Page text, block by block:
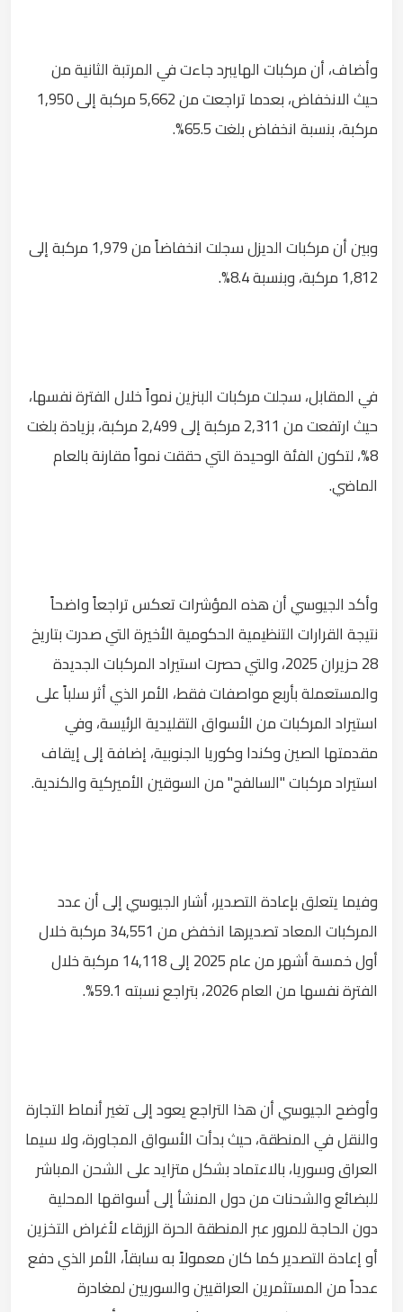
وأضاف، أن مركبات الهايبرد جاءت في المرتبة الثانية من
حيث الانخفاض، بعدما تراجعت من 5,662 مركبة إلى 1,950
مركبة، بنسبة انخفاض بلغت 65.5%.
وبين أن مركبات الديزل سجلت انخفاضاً من 1,979 مركبة إلى
1,812 مركبة، وبنسبة 8.4%.
في المقابل، سجلت مركبات البنزين نمواً خلال الفترة نفسها،
حيث ارتفعت من 2,311 مركبة إلى 2,499 مركبة، بزيادة بلغت
8%، لتكون الفئة الوحيدة التي حققت نمواً مقارنة بالعام
الماضي.
وأكد الجيوسي أن هذه المؤشرات تعكس تراجعاً واضحاً
نتيجة القرارات التنظيمية الحكومية الأخيرة التي صدرت بتاريخ
28 حزيران 2025، والتي حصرت استيراد المركبات الجديدة
والمستعملة بأربع مواصفات فقط، الأمر الذي أثر سلباً على
استيراد المركبات من الأسواق التقليدية الرئيسة، وفي
مقدمتها الصين وكندا وكوريا الجنوبية، إضافة إلى إيقاف
استيراد مركبات "السالفج" من السوقين الأميركية والكندية.
وفيما يتعلق بإعادة التصدير، أشار الجيوسي إلى أن عدد
المركبات المعاد تصديرها انخفض من 34,551 مركبة خلال
أول خمسة أشهر من عام 2025 إلى 14,118 مركبة خلال
الفترة نفسها من العام 2026، بتراجع نسبته 59.1%.
وأوضح الجيوسي أن هذا التراجع يعود إلى تغير أنماط التجارة
والنقل في المنطقة، حيث بدأت الأسواق المجاورة، ولا سيما
العراق وسوريا، بالاعتماد بشكل متزايد على الشحن المباشر
للبضائع والشحنات من دول المنشأ إلى أسواقها المحلية
دون الحاجة للمرور عبر المنطقة الحرة الزرقاء لأغراض التخزين
أو إعادة التصدير كما كان معمولاً به سابقاً، الأمر الذي دفع
عدداً من المستثمرين العراقيين والسوريين لمغادرة